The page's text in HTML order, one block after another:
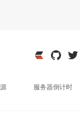
服务器倒计时